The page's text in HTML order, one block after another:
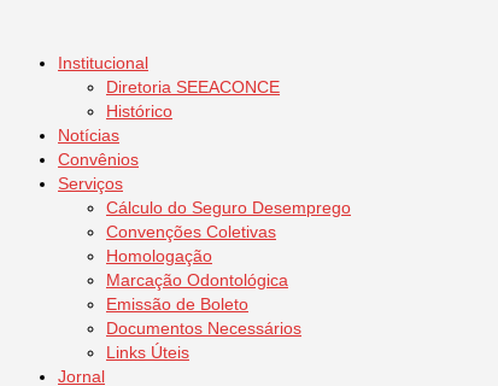
Institucional
Diretoria SEEACONCE
Histórico
Notícias
Convênios
Serviços
Cálculo do Seguro Desemprego
Convenções Coletivas
Homologação
Marcação Odontológica
Emissão de Boleto
Documentos Necessários
Links Úteis
Jornal